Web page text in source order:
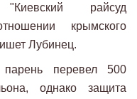
райсуд
крымского
Лубинец.
парень перевел 500
однако защита